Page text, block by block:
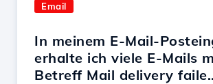
Email
In meinem E-Mail-
erhalte ich viele E-Mails
Betreff Mail delivery